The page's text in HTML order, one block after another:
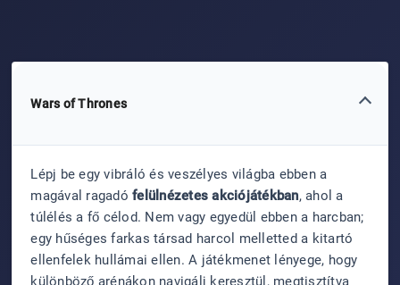
Wars of Thrones
Lépj be egy vibráló és veszélyes világba ebben a
magával ragadófelülnézetes akciójátékban, ahol a
túlélés a fő célod. Nem vagy egyedül ebben a harcban;
egy hűséges farkas társad harcol melletted a kitartó
ellenfelek hullámai ellen. A játékmenet lényege, hogy
különböző arénákon navigálj keresztül, megtisztítva